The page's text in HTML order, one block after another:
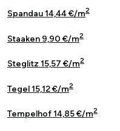
Spandau 14,44 €/m2
Staaken 9,90 €/m2
Steglitz 15,57 €/m2
Tegel 15,12 €/m2
Tempelhof 14,85 €/m2